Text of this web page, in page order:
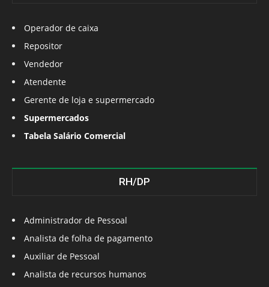
Operador de caixa
Repositor
Vendedor
Atendente
Gerente de loja e supermercado
Supermercados
Tabela Salário Comercial
RH/DP
Administrador de Pessoal
Analista de folha de pagamento
Auxiliar de Pessoal
Analista de recursos humanos